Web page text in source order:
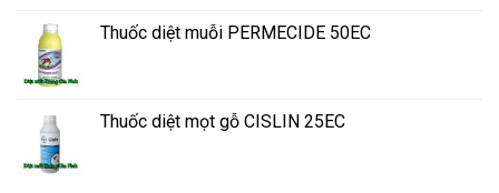
Thuốc diệt muỗi PERMECIDE 50EC
Thuốc diệt mọt gỗ CISLIN 25EC